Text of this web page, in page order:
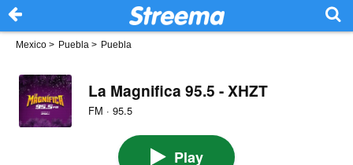
Mexico > Puebla > Puebla
La Magnifica 95.5 - XHZT
FM · 95.5
Play